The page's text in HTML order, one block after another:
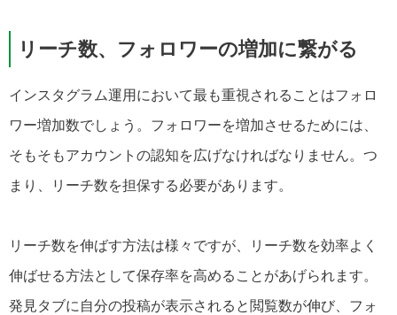
リーチ数、フォロワーの増加に繋がる
インスタグラム運用において最も重視されることはフォロ
ワー増加数でしょう。フォロワーを増加させるためには、
そもそもアカウントの認知を広げなければなりません。つ
まり、リーチ数を担保する必要があります。
リーチ数を伸ばす方法は様々ですが、リーチ数を効率よく
伸ばせる方法として保存率を高めることがあげられます。
発見タブに自分の投稿が表示されると閲覧数が伸び、フォ